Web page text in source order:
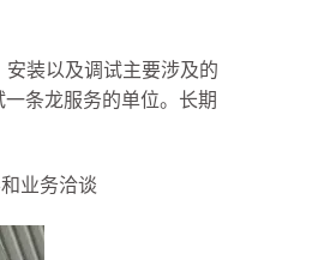
装以及调试主要涉及的
条龙服务的单位。长期
业务洽谈